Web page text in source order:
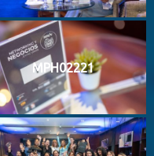
MPH02221